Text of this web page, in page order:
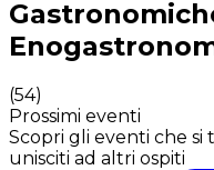
(54)
Prossimi eventi
Scopri gli eventi che si
unisciti ad altri ospiti